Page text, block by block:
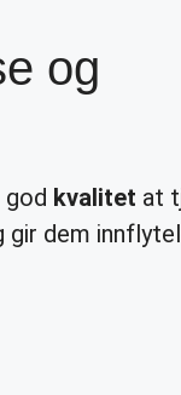
og
kvalitet at
gir dem